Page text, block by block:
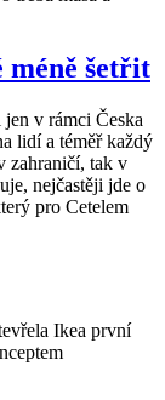
méně šetřit
v rámci Česka
lidí a téměř každý
zahraničí, tak v
nejčastěji jde o
pro Cetelem
Ikea první